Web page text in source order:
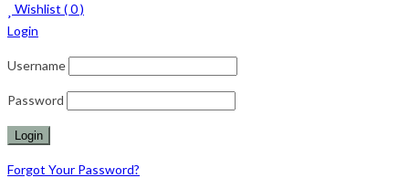
Wishlist (0)
Login
Username
Password
Forgot Your Password?